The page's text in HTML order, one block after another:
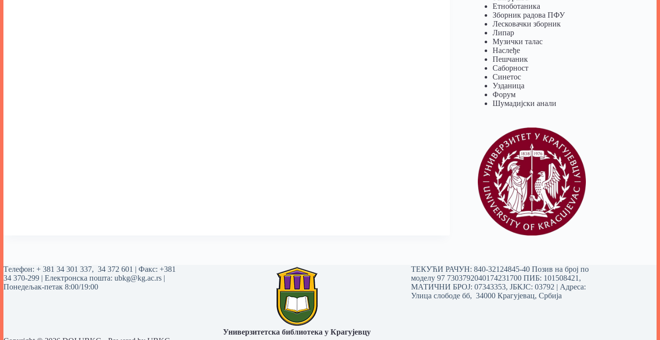
Eтноботаника
Зборник радова ПФУ
Лесковачки зборник
Липар
Музички талас
Наслеђе
Пешчаник
Саборност
Синетос
Узданица
Форум
Шумадијски анали
Tелефон: + 381 34 301 337, 34 372 601 | Факс: +381
34 370-299 | Електронска пошта: ubkg@kg.ac.rs |
Понедељак-петак 8:00/19:00
Универзитетска библиотека у Крагујевцу
ТЕКУЋИ РАЧУН: 840-32124845-40 Позив на број по
моделу 97 7303792040174231700ПИБ: 101508421,
МАТИЧНИ БРОЈ: 07343353, ЈБКЈС: 03792 | Aдреса:
Улица слободе бб, 34000 Крагујевац, Србија